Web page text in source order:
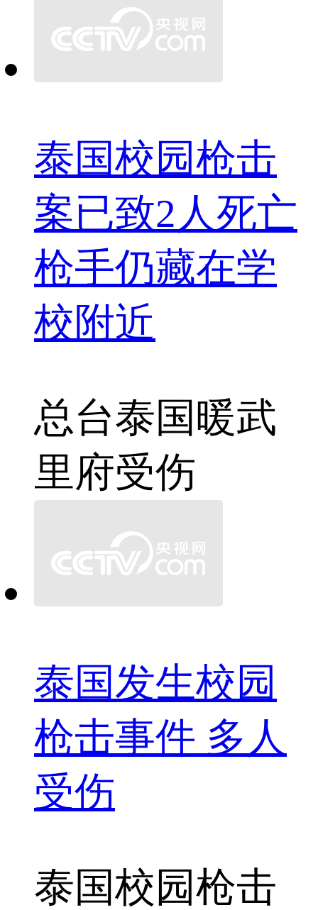
泰国校园枪击
案已致2人死亡
枪手仍藏在学
校附近
总台泰国暖武
里府受伤
泰国发生校园
枪击事件 多人
受伤
泰国校园枪击